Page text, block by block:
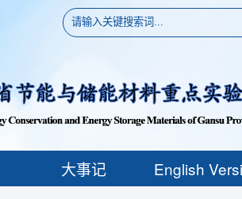
大事记 English